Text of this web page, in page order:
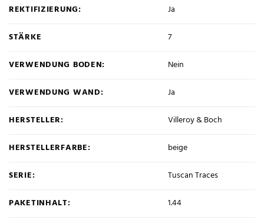
REKTIFIZIERUNG: Ja
STÄRKE 7
VERWENDUNG BODEN: Nein
VERWENDUNG WAND: Ja
HERSTELLER: Villeroy & Boch
HERSTELLERFARBE: beige
SERIE: Tuscan Traces
PAKETINHALT: 1.44